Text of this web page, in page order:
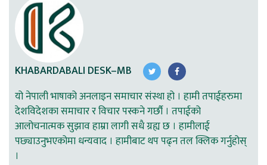
KHABARDABALI DESK–MB
यो नेपाली भाषाको अनलाइन समाचार संस्था हो । हामी तपाईहरुमा
देशविदेशका समाचार र विचार पस्कने गर्छौ । तपाईको
आलोचनात्मक सुझाव हाम्रा लागी सधै ग्रह्य छ । हामीलाई
पछ्याउनुभएकोमा धन्यवाद । हामीबाट थप पढ्न तल क्लिक गर्नुहोस्
।